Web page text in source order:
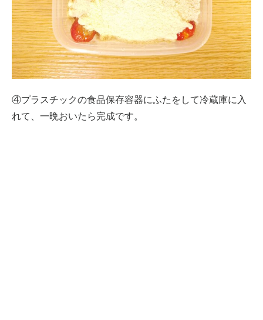
④プラスチックの食品保存容器にふたをして冷蔵庫に入
れて、一晩おいたら完成です。